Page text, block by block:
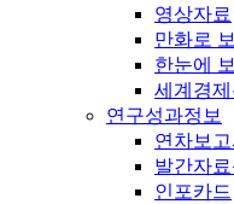
영상자료
만화로
한눈에
세계경제
연구성과정보
연차보고
발간자
인포카드